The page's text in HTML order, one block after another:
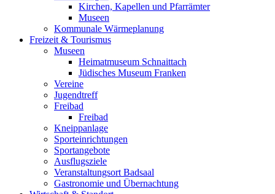
Kirchen, Kapellen und Pfarrämter
Museen
Kommunale Wärmeplanung
Freizeit & Tourismus
Museen
Heimatmuseum Schnaittach
Jüdisches Museum Franken
Vereine
Jugendtreff
Freibad
Freibad
Kneippanlage
Sporteinrichtungen
Sportangebote
Ausflugsziele
Veranstaltungsort Badsaal
Gastronomie und Übernachtung